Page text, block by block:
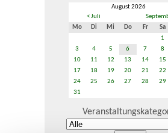
August 2026
< Juli
Mo
Di Mi Do Fr Sa
1
3
4 5 6 7 8
10
11 12 13 14 15
17
18 19 20 21 22
24
25 26 27 28 29
31